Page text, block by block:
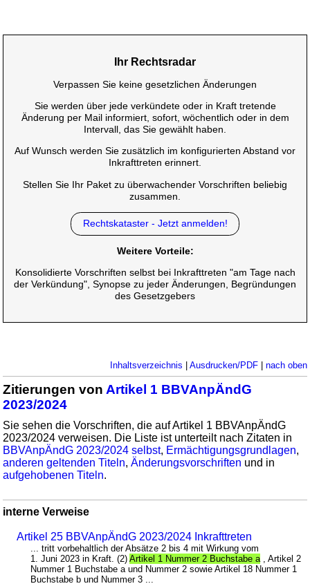
Ihr Rechtsradar
Verpassen Sie keine gesetzlichen Änderungen
Sie werden über jede verkündete oder in Kraft tretende
Änderung per Mail informiert, sofort, wöchentlich oder in dem
Intervall, das Sie gewählt haben.
Auf Wunsch werden Sie zusätzlich im konfigurierten Abstand vor
Inkrafttreten erinnert.
Stellen Sie Ihr Paket zu überwachender Vorschriften beliebig
zusammen.
Rechtskataster - Jetzt anmelden!
Weitere Vorteile:
Konsolidierte Vorschriften selbst bei Inkrafttreten "am Tage nach
der Verkündung", Synopse zu jeder Änderungen, Begründungen
des Gesetzgebers
Inhaltsverzeichnis Ausdrucken/PDF| nach oben
Zitierungen von Artikel 1 BBVAnpÄndG
2023/2024
Sie sehen die Vorschriften, die auf Artikel 1 BBVAnpÄndG
2023/2024 verweisen. Die Liste ist unterteilt nach Zitaten in
BBVAnpÄndG 2023/2024 selbst, Ermächtigungsgrundlagen,
anderen geltenden Titeln,Änderungsvorschriften und in
aufgehobenen Titeln.
interne Verweise
Artikel 25 BBVAnpÄndG 2023/2024 Inkrafttreten
... tritt vorbehaltlich der Absätze 2 bis 4 mit Wirkung vom
1. Juni 2023 in Kraft. (2)Artikel 1 Nummer 2 Buchstabe a, Artikel 2
Nummer 1 Buchstabe a und Nummer 2 sowie Artikel 18 Nummer 1
Buchstabe b und Nummer 3 ...